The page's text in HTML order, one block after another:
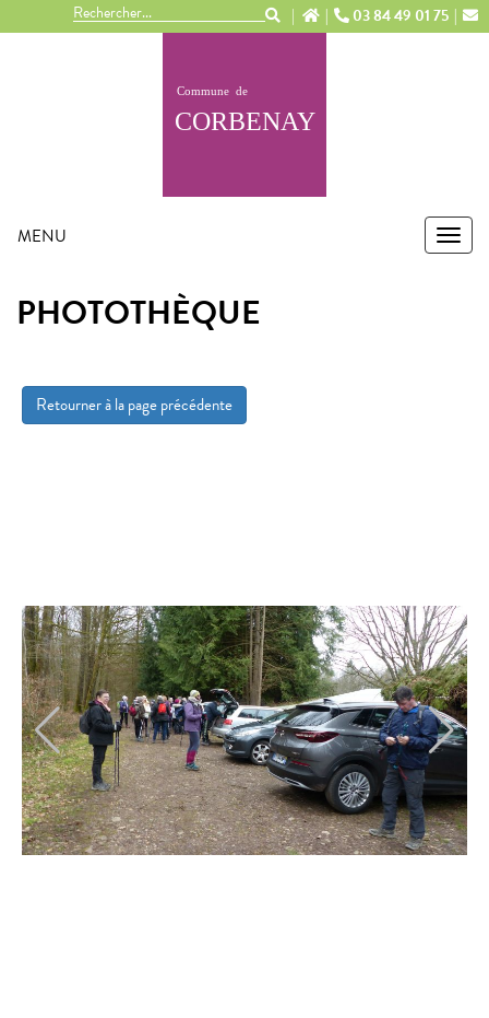
03 84 49 01 75
MENU
PHOTOTHÈQUE
Retourner à la page précédente
Panneau de gestion des cookies